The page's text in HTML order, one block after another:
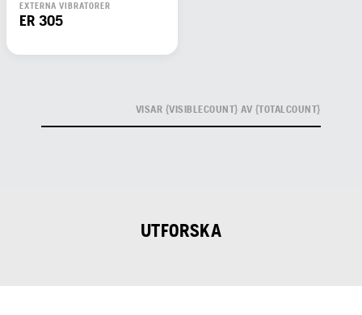
EXTERNA VIBRATORER
ER 305
VISAR {VISIBLECOUNT} AV {TOTALCOUNT}
UTFORSKA